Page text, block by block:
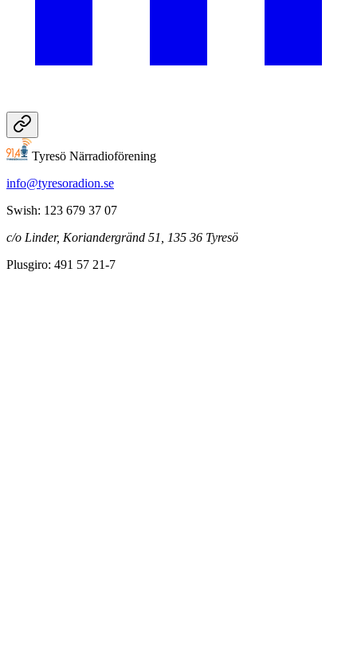
Tyresö Närradioförening
info@tyresoradion.se
Swish: 123 679 37 07
c/o Linder, Koriandergränd 51, 135 36 Tyresö
Plusgiro: 491 57 21-7